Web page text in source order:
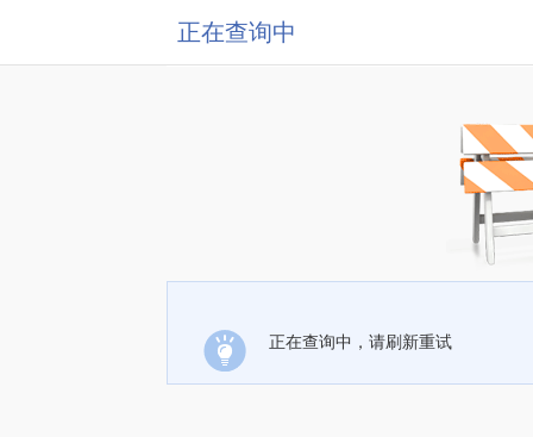
正在查询中
正在查询中，请刷新重试